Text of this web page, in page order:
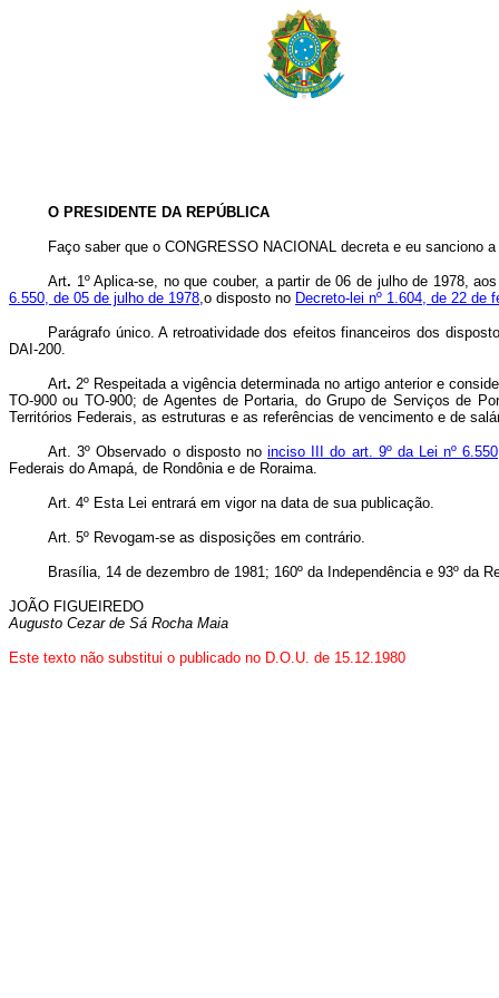
O PRESIDENTE DA REPÚBLICA
Faço saber que o CONGRESSO NACIONAL decreta e eu sanciono
Art. 1º Aplica-se, no que couber, a partir de 06 de julho de 1978,
6.550, de 05 de julho de 1978,o disposto no Decreto-lei nº 1.604, de 22 de
Parágrafo único. A retroatividade dos efeitos financeiros dos
DAI-200.
Art.2º Respeitada a vigência determinada no artigo anterior e
TO-900 ou TO-900; de Agentes de Portaria, do Grupo de Serviços de
Territórios Federais, as estruturas e as referências de vencimento e de
Art. 3º Observado o disposto no inciso III do art. 9º da Lei nº
Federais do Amapá, de Rondônia e de Roraima.
Art. 4º Esta Lei entrará em vigor na data de sua publicação.
Art. 5º Revogam-se as disposições em contrário.
Brasília, 14 de dezembro de 1981; 160º da Independência e 93º da
JOÃO FIGUEIREDO
Augusto Cezar de Sá Rocha Maia
Este texto não substitui o publicado no D.O.U. de 15.12.1980